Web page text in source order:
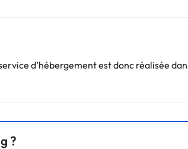
d’hébergement est donc réalisée
?